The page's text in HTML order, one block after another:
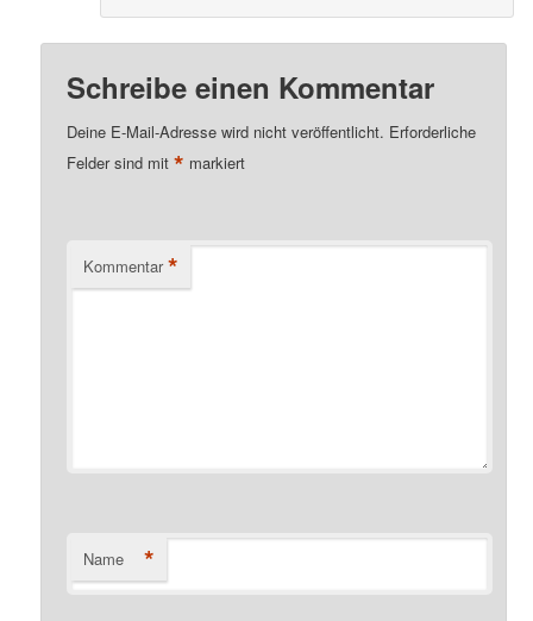
Schreibe einen Kommentar
Deine E-Mail-Adresse wird nicht veröffentlicht. Erforderliche
Felder sind mit* markiert
Kommentar *
Name *